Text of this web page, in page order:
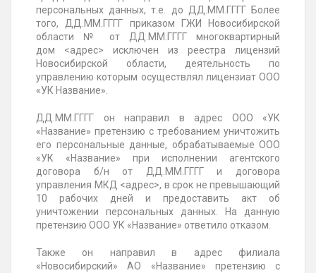
персональных данных, т.е. до ДД.ММ.ГГГГБолее
того,ДД.ММ.ГГГГ приказом ГЖИ Новосибирской
области № от ДД.ММ.ГГГГ многоквартирный
дом <адрес> исключен из реестра лицензий
Новосибирской области, деятельность по
управлению которым осуществлял лицензиат ООО
«УК Название».
ДД.ММ.ГГГГ он направил в адрес ООО «УК
«Название» претензию с требованием уничтожить
его персональные данные, обрабатываемые ООО
«УК «Название» при исполнении агентского
договора б/н от ДД.ММ.ГГГГи договора
управления МКД <адрес>, в срок не превышающий
10 рабочих дней и предоставить акт об
уничтожении персональных данных. На данную
претензию ООО УК «Название» ответило отказом.
Также он направил в адрес филиала
«Новосибирский» АО «Название» претензию с